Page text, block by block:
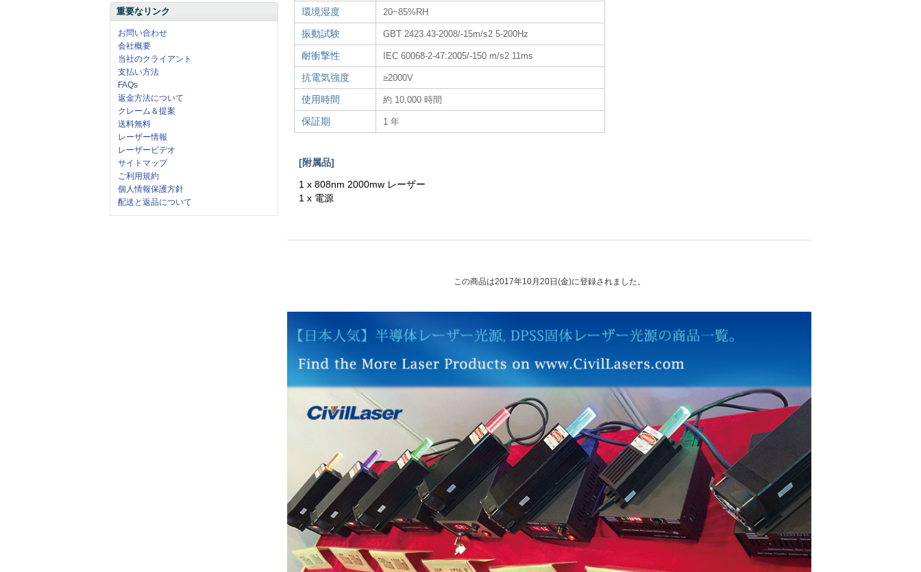
重要なリンク
お問い合わせ
会社概要
当社のクライアント
支払い方法
FAQs
返金方法について
クレーム＆提案
送料無料
レーザー情報
レーザービデオ
サイトマップ
ご利用規約
個人情報保護方針
配送と返品について
環境湿度 20~85%RH
振動試験 GBT 2423.43-2008/-15m/s2 5-200Hz
耐衝撃性 IEC 60068-2-47:2005/-150 m/s2 11ms
抗電気強度 ≥2000V
使用時間 約 10,000 時間
保証期 1 年
[附属品]
1 x 808nm 2000mw レーザー
1 x 電源
この商品は2017年10月20日(金)に登録されました。